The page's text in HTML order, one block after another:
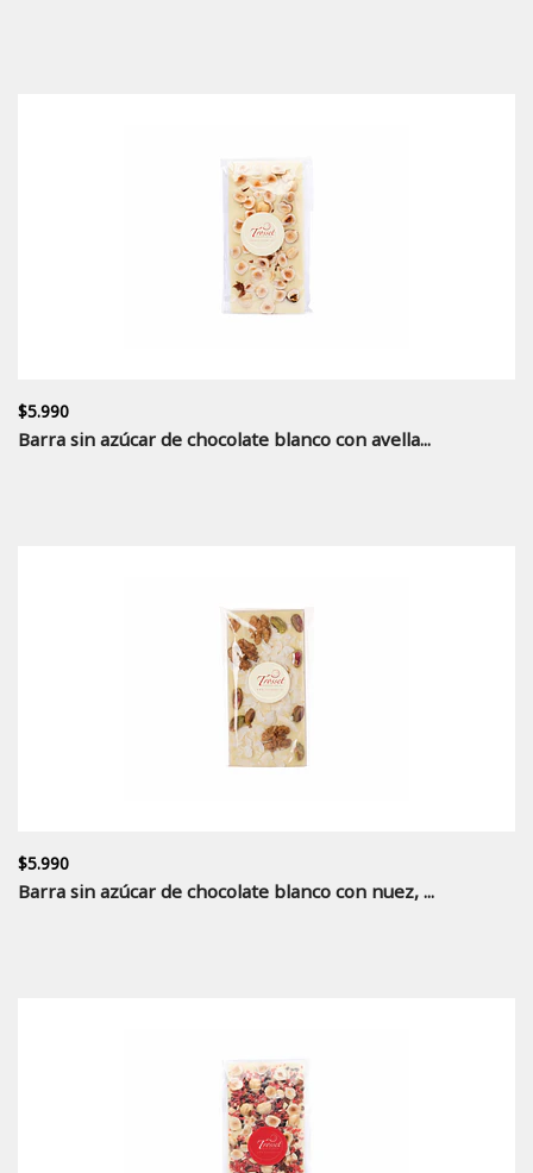
$5.990
Barra sin azúcar de chocolate blanco con avella...
$5.990
Barra sin azúcar de chocolate blanco con nuez, ...